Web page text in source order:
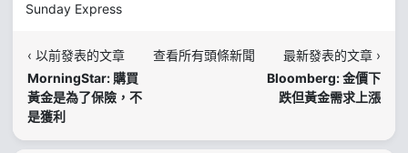
Sunday Express
‹ 以前發表的文章
MorningStar: 購買
黃金是為了保險，不
是獲利
查看所有頭條新聞
最新發表的文章 ›
Bloomberg: 金價下
跌但黃金需求上漲